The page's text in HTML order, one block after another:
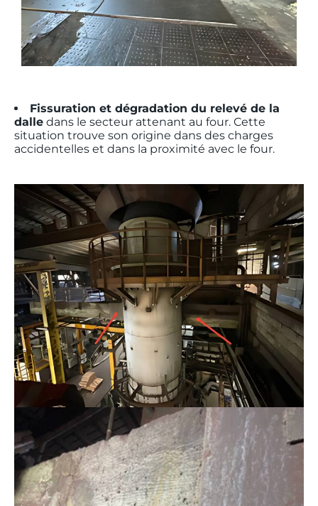
Fissuration et dégradation du relevé de la
dalle dans le secteur attenant au four. Cette
situation trouve son origine dans des charges
accidentelles et dans la proximité avec le four.